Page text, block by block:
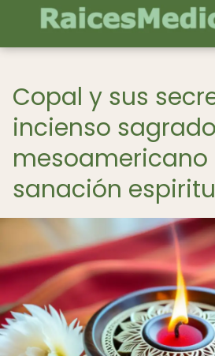
Copal y sus
incienso sagrado
mesoamericano
sanación